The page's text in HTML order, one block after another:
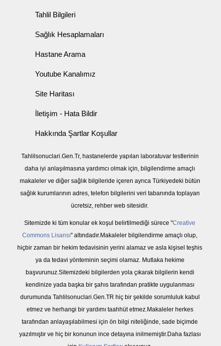
Tahlil Bilgileri
Sağlık Hesaplamaları
Hastane Arama
Youtube Kanalımız
Site Haritası
İletişim - Hata Bildir
Hakkında Şartlar Koşullar
Tahlilsonuclari.Gen.Tr, hastanelerde yapılan laboratuvar testlerinin
daha iyi anlaşılmasına yardımcı olmak için, bilgilendirme amaçlı
makaleler ve diğer sağlık bilgileride içeren ayrıca Türkiyedeki bütün
sağlık kurumlarının adres, telefon bilgilerini veri tabanında toplayan
ücretsiz, rehber web sitesidir.
Sitemizde ki tüm konular ek koşul belirtilmediği sürece "Creative
Commons Lisansı" altındadır.Makaleler bilgilendirme amaçlı olup,
hiçbir zaman bir hekim tedavisinin yerini alamaz ve asla kişisel teşhis
ya da tedavi yönteminin seçimi olamaz. Mutlaka hekime
başvurunuz.Sitemizdeki bilgilerden yola çıkarak bilgilerin kendi
kendinize yada başka bir şahıs tarafından pratikte uygulanması
durumunda Tahlilsonuclari.Gen.TR hiç bir şekilde sorumluluk kabul
etmez ve herhangi bir yardımı taahhüt etmez.Makaleler herkes
tarafından anlayaşılabilmesi için ön bilgi niteliğinde, sade biçimde
yazılmıştır ve hiç bir konunun ince detayına inilmemiştir.Daha fazlası